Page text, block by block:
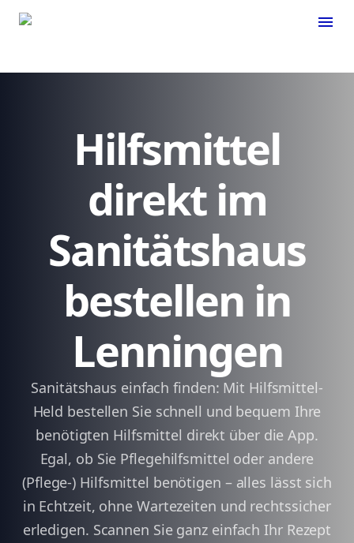
menu
Hilfsmittel
direkt im
Sanitätshaus
bestellen in
Lenningen
Sanitätshaus einfach finden: Mit Hilfsmittel-
Held bestellen Sie schnell und bequem Ihre
benötigten Hilfsmittel direkt über die App.
Egal, ob Sie Pflegehilfsmittel oder andere
(Pflege-) Hilfsmittel benötigen – alles lässt sich
in Echtzeit, ohne Wartezeiten und rechtssicher
erledigen. Scannen Sie ganz einfach Ihr Rezept